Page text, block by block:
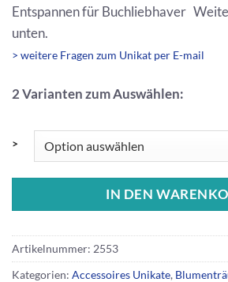
Entspannen für Buchliebhaver
unten.
> weitere Fragen zum Unikat per E-mail
2 Varianten zum Auswählen:
>
IN DEN
Artikelnummer: 2553
Kategorien: Accessoires Unikate,